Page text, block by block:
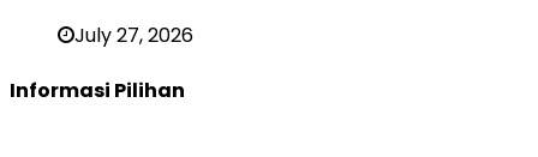
July 27, 2026
Informasi Pilihan